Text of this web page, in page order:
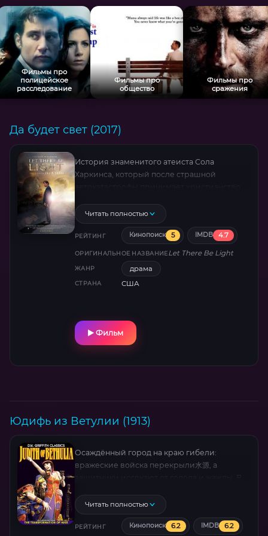
Фильмы про
полицейское
расследование
Фильмы про
общество
Фильмы про
сражения
Да будет свет (2017)
История знаменитого атеиста Сола
Харкинса, который после страшной
Читать полностью
РЕЙТИНГ Кинопоиск 5 IMDB 4.7
ОРИГИНАЛЬНОЕ НАЗВАНИЕLet There Be Light
ЖАНР драма
СТРАНА США
Фильм
Юдифь из Ветулии (1913)
Осаждённый город на краю гибели:
вражеские войска перекрыли水源, а
на молодую вдову, известную своей
преданностью народу. Переодевшись и
взяв верную служанку, она проникает во
Читать полностью
РЕЙТИНГ Кинопоиск 6.2 IMDB 6.2